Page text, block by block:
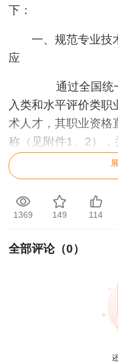
下：
一、规范专业技
应
通过全国统一
入类和水平评价类职
术人才，其职业资格
称（见附件1、2）
态调整。国务院清理
关专业合格证书的，
相关规定对应相应
3）。
在对应范围内，
直接聘任相应职称
晋升高一层级职称
格证书直接申报评审
1369 149 114
全部评论（0）